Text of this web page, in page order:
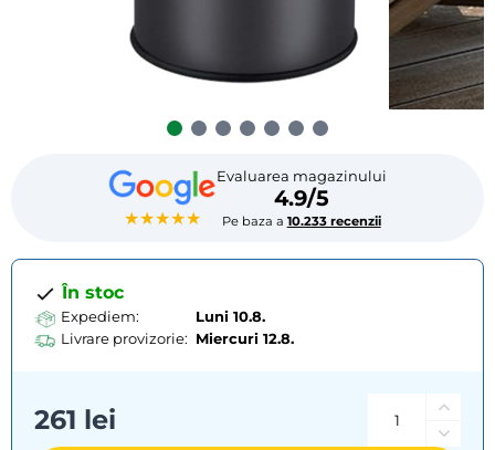
★★★★★
Evaluarea magazinului
4.9/5
Pe baza a 10.233 recenzii
În stoc
Expediem:
Luni 10.8.
Livrare provizorie: Miercuri 12.8.
261 lei